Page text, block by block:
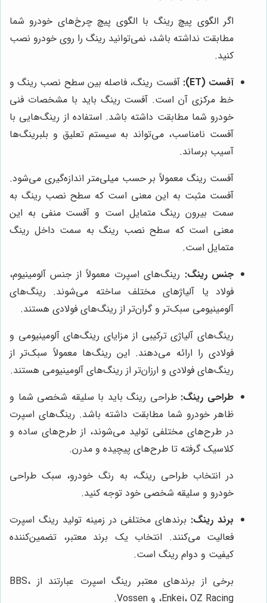
اگر الگوی پیچ رینگ با الگوی پیچ چرخ‌های خودرو شما
مطابقت نداشته باشد، نمی‌توانید رینگ را روی خودرو نصب
کنید.
آفست (ET):
آفست رینگ، فاصله بین سطح نصب رینگ و
خط مرکزی آن است. آفست رینگ باید با مشخصات فنی
خودرو شما مطابقت داشته باشد. استفاده از رینگ‌هایی با
آفست نامناسب، می‌تواند به سیستم تعلیق و بلبرینگ‌ها
آسیب برساند.
آفست رینگ معمولاً بر حسب میلی‌متر اندازه‌گیری می‌شود.
آفست مثبت به این معنی است که سطح نصب رینگ به
سمت بیرون رینگ متمایل است و آفست منفی به این
معنی است که سطح نصب رینگ به سمت داخل رینگ
متمایل است.
جنس رینگ: رینگ‌های اسپرت معمولاً از جنس آلومینیوم،
فولاد یا آلیاژهای مختلف ساخته می‌شوند. رینگ‌های
آلومینیومی سبک‌تر و گران‌تر از رینگ‌های فولادی هستند.
رینگ‌های آلیاژی ترکیبی از مزایای رینگ‌های آلومینیومی و
فولادی را ارائه می‌دهند. این رینگ‌ها معمولاً سبک‌تر از
رینگ‌های فولادی و ارزان‌تر از رینگ‌های آلومینیومی هستند.
طراحی رینگ: طراحی رینگ باید با سلیقه شخصی شما و
ظاهر خودرو شما مطابقت داشته باشد. رینگ‌های اسپرت
در طرح‌های مختلفی تولید می‌شوند، از طرح‌های ساده و
کلاسیک گرفته تا طرح‌های پیچیده و مدرن.
در انتخاب طراحی رینگ، به رنگ خودرو، سبک طراحی
خودرو و سلیقه شخصی خود توجه کنید.
برند رینگ: برندهای مختلفی در زمینه تولید رینگ اسپرت
فعالیت می‌کنند. انتخاب یک برند معتبر، تضمین‌کننده
کیفیت و دوام رینگ است.
برخی از برندهای معتبر رینگ اسپرت عبارتند از BBS،
Enkei، OZ Racing، و Vossen.